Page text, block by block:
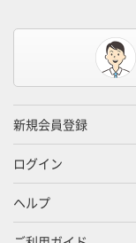
新規会員登録
ログイン
ヘルプ